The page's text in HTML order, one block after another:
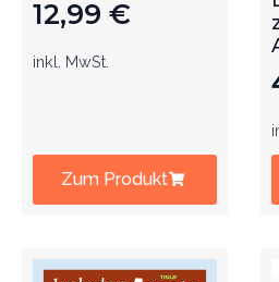
12,99 €
inkl. MwSt.
Zum Produkt